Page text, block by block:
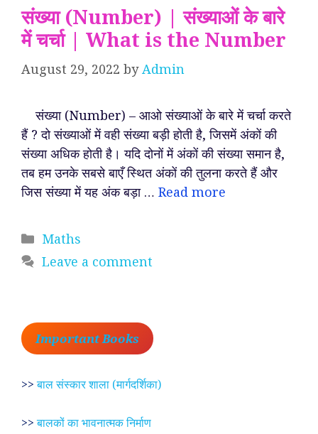
संख्या (Number) | संख्याओं के बारे
में चर्चा | What is the Number
August 29, 2022 byAdmin
संख्या (Number) – आओ संख्याओं के बारे में चर्चा करते
हैं ? दो संख्याओं में वही संख्या बड़ी होती है, जिसमें अंकों की
संख्या अधिक होती है। यदि दोनों में अंकों की संख्या समान है,
तब हम उनके सबसे बाएँ स्थित अंकों की तुलना करते हैं और
जिस संख्या में यह अंक बड़ा … Read more
Categories
Maths
Leave a comment
Important Books
>>बाल संस्कार शाला (मार्गदर्शिका)
>>बालकों का भावनात्मक निर्माण